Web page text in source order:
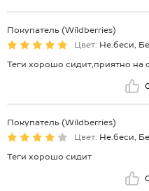
Покупатель (Wildberries)
Цвет: Не.беси,
Теги хорошо сидит,приятно на
Покупатель (Wildberries)
Цвет: Не.беси,
Теги хорошо сидит